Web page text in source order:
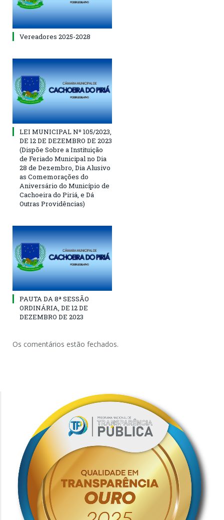
Vereadores 2025-2028
LEI MUNICIPAL Nº 105/2023,
DE 12 DE DEZEMBRO DE 2023
(Dispõe Sobre a Instituição
de Feriado Municipal no Dia
28 de Dezembro, Dia Alusivo
as Comemorações do
Aniversário do Município de
Cachoeira do Piriá, e Dá
Outras Providências)
PAUTA DA 8ª SESSÃO
ORDINÁRIA, DE 12 DE
DEZEMBRO DE 2023
Os comentários estão fechados.